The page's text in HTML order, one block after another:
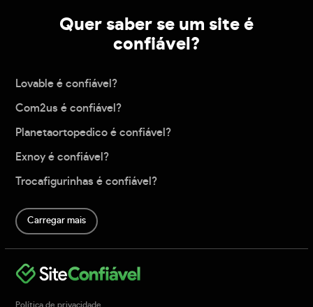
Quer saber se um site é
confiável?
Lovable é confiável?
Com2us é confiável?
Planetaortopedico é confiável?
Exnoy é confiável?
Trocafigurinhas é confiável?
Carregar mais
Política de privacidade